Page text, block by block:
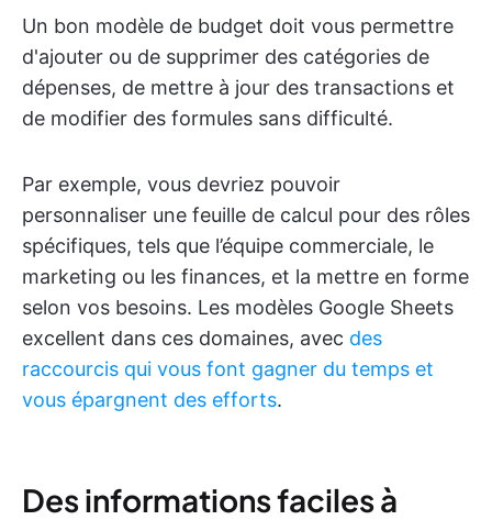
Un bon modèle de budget doit vous permettre
d'ajouter ou de supprimer des catégories de
dépenses, de mettre à jour des transactions et
de modifier des formules sans difficulté.
Par exemple, vous devriez pouvoir
personnaliser une feuille de calcul pour des rôles
spécifiques, tels que l’équipe commerciale, le
marketing ou les finances, et la mettre en forme
selon vos besoins. Les modèles Google Sheets
excellent dans ces domaines, avec des
raccourcis qui vous font gagner du temps et
vous épargnent des efforts.
Des informations faciles à